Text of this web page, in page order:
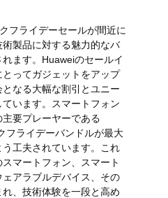
フライデーセールが間近に
製品に対する魅力的なバ
ます。Huaweiのセールイ
ってガジェットをアップ
なる大幅な割引とユニー
います。スマートフォン
要プレーヤーである
フライデーバンドルが最大
工夫されています。これ
マートフォン、スマート
アラブルデバイス、その
、技術体験を一段と高め